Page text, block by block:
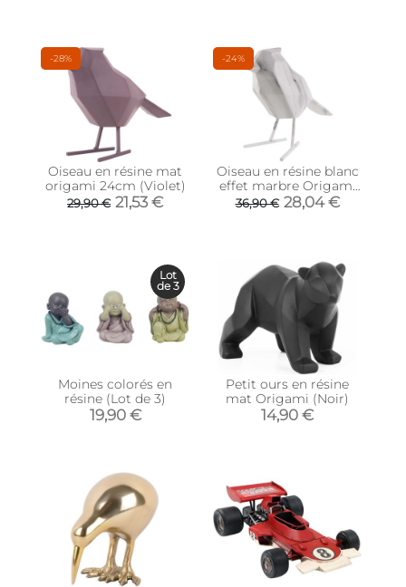
-28%
Oiseau en résine mat
origami 24cm (Violet)
29,90 € 21,53 €
-24%
Oiseau en résine blanc
effet marbre Origami
(Grand modèle)
36,90 € 28,04 €
Moines colorés en
résine (Lot de 3)
19,90 €
Lot
de 3
Petit ours en résine
mat Origami (Noir)
14,90 €